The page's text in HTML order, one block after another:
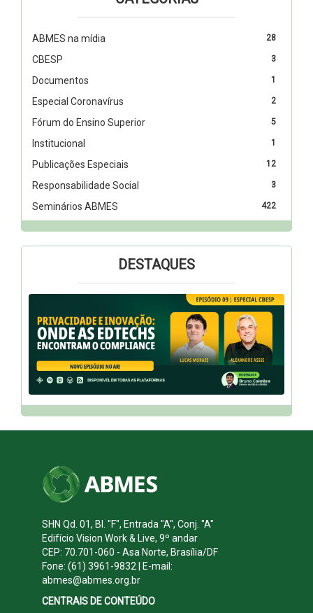
28
ABMES na mídia
3
CBESP
1
Documentos
2
Especial Coronavírus
5
Fórum do Ensino Superior
1
Institucional
12
Publicações Especiais
3
Responsabilidade Social
422
Seminários ABMES
DESTAQUES
SHN Qd. 01, Bl. "F", Entrada "A", Conj. "A"
Edifício Vision Work & Live, 9º andar
CEP: 70.701-060 - Asa Norte, Brasília/DF
Fone: (61) 3961-9832 | E-mail:
abmes@abmes.org.br
CENTRAIS DE CONTEÚDO